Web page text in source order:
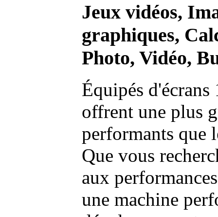
Jeux vidéos,
graphiques,
Photo, Vidéo,
Équipés
offrent une plus
performants que
Que vous
aux
une machine